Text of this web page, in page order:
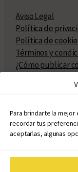
Para brindarte la
recordar tus
aceptarlas, algunas
Aviso Legal
Política de
Política de
Términos y
¿Cómo publicar
Políticas de
Políticas de
Atribuciones